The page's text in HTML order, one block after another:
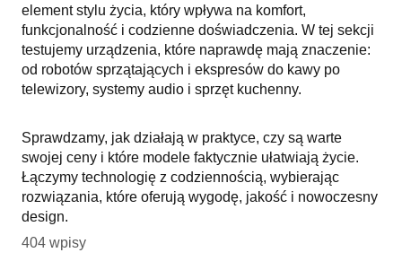
element stylu życia, który wpływa na komfort,
funkcjonalność i codzienne doświadczenia. W tej sekcji
testujemy urządzenia, które naprawdę mają znaczenie:
od robotów sprzątających i ekspresów do kawy po
telewizory, systemy audio i sprzęt kuchenny.
Sprawdzamy, jak działają w praktyce, czy są warte
swojej ceny i które modele faktycznie ułatwiają życie.
Łączymy technologię z codziennością, wybierając
rozwiązania, które oferują wygodę, jakość i nowoczesny
design.
404 wpisy